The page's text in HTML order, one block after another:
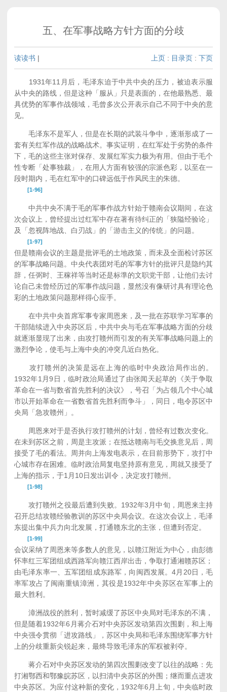
五、在军事战略方针方面的分歧
读读书 | 上页 : 目录页 : 下页
1931年11月后，毛泽东迫于中共中央的压力，被迫表示服
从中央的路线，但是这种「服从」只是表面的，在他最熟悉、最
具优势的军事作战领域，毛曾多次公开表示自己不同于中央的意
见。
毛泽东不是军人，但是在长期的武装斗争中，逐渐形成了一
套有关红军作战的战略战术。事实证明，在红军处于劣势的条件
下，毛的这些主张对保存、发展红军实力极为有用。但由于毛个
性专断「处事独裁」，在用人方面有较强的宗派色彩，以至在一
段时期内，毛在红军中的口碑远低于作风民主的朱德。
[1-96]
中共中央不满于毛的军事作战方针始于赣南会议期间，在这
次会议上，曾经提出过红军中存在著有待纠正的「狭隘经验论」
及「忽视阵地战、白刃战」的「游击主义的传统」的问题。
[1-97]
但是赣南会议的主题是批评毛的土地政策，而未及全面检讨苏区
的军事战略问题。中央代表团对毛的军事方针的批评只是隐约其
辞，任弼时、王稼祥等当时还是标準的文职党干部，让他们去讨
论自己未曾经历过的军事作战问题，显然没有像研讨具有理论色
彩的土地政策问题那样得心应手。
在中共中央首席军事专家周恩来，及一批在苏联学习军事的
干部陆续进入中央苏区后，中共中央与毛在军事战略方面的分歧
就逐渐显现了出来，由攻打赣州而引发的有关军事战略问题上的
激烈争论，使毛与上海中央的冲突几近白热化。
攻打赣州的决策是远在上海的临时中央政治局作出的。
1932年1月9日，临时政治局通过了由张闻天起草的《关于争取
革命在一省与数省首先胜利的决议》，号召「为占领几个中心城
市以开始革命在一省数省首先胜利而争斗」，同日，电令苏区中
央局「急攻赣州」。
周恩来对于是否执行攻打赣州的计划，曾经有过数次变化。
在未到苏区之前，周是主攻派；在抵达赣南与毛交换意见后，周
接受了毛的看法。周并向上海发电表示，在目前形势下，攻打中
心城市存在困难。临时政治局复电坚持原有意见，周就又接受了
上海的指示，于1月10日发出训令，决定攻打赣州。
[1-98]
攻打赣州之役最后遭到失败。1932年3月中旬，周恩来主持
召开总结攻赣经验教训的苏区中央局会议。在这次会议上，毛泽
东提出集中兵力向北发展，打通赣东北的主张，但遭到否定。
[1-99]
会议采纳了周恩来等多数人的意见，以赣江附近为中心，由彭德
怀率红三军团组成西路军向赣江西岸出击，争取打通湘赣苏区；
由毛泽东率一、五军团组成东路军，向闽西发展。4月20日，毛
率军攻占了闽南重镇漳洲，其役是1932年中央苏区在军事上的
最大胜利。
漳洲战役的胜利，暂时减缓了苏区中央局对毛泽东的不满，
但是随着1932年6月蒋介石对中央苏区发动第四次围剿，和上海
中央强令贯彻「进攻路线」，苏区中央局和毛泽东围绕军事方针
上的分歧重新尖锐起来，最终导致毛泽东的军权被剥夺。
蒋介石对中央苏区发动的第四次围剿改变了以往的战略：先
打湘鄂西和鄂豫皖苏区，以扫清中央苏区的外围；继而重点进攻
中央苏区。为应付这种新的变化，1932年6月上旬，中央临时政